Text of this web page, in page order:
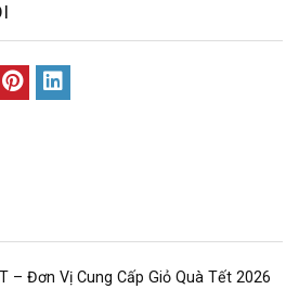
– Đơn Vị Cung Cấp Giỏ Quà Tết 2026